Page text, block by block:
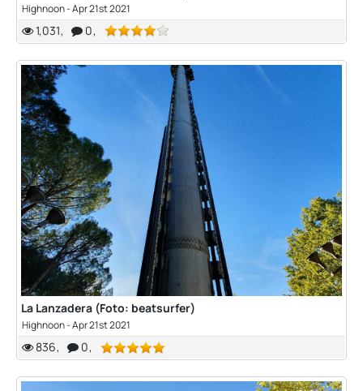
Highnoon-Apr 21st 2021
1,031 0
La Lanzadera (Foto: beatsurfer)
Highnoon-Apr 21st 2021
836 0